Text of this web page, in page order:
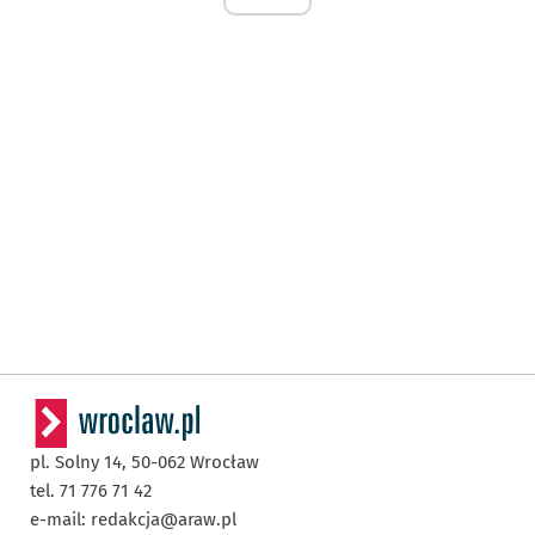
pl. Solny 14, 50-062 Wrocław
tel. 71 776 71 42
e-mail: redakcja@araw.pl